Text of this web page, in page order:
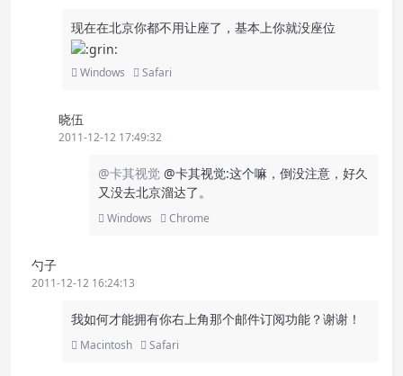
现在在北京你都不用让座了，基本上你就没座位
Windows Safari
晓伍
2011-12-12 17:49:32
@卡其视觉 @卡其视觉:这个嘛，倒没注意，好久
又没去北京溜达了。
Windows Chrome
勺子
2011-12-12 16:24:13
我如何才能拥有你右上角那个邮件订阅功能？谢谢！
Macintosh Safari